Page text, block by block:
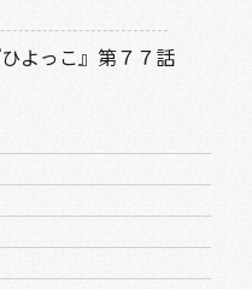
よっこ』第７７話